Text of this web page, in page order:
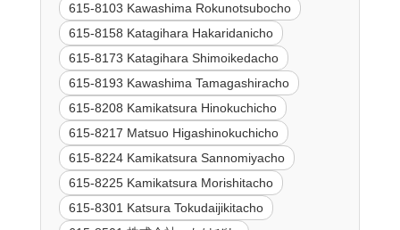
615-8103 Kawashima Rokunotsubocho
615-8158 Katagihara Hakaridanicho
615-8173 Katagihara Shimoikedacho
615-8193 Kawashima Tamagashiracho
615-8208 Kamikatsura Hinokuchicho
615-8217 Matsuo Higashinokuchicho
615-8224 Kamikatsura Sannomiyacho
615-8225 Kamikatsura Morishitacho
615-8301 Katsura Tokudaijikitacho